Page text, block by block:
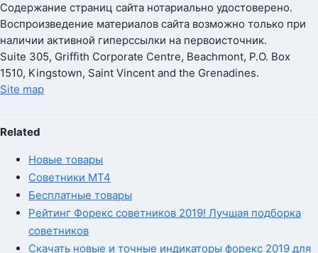
Содержание страниц сайта нотариально удостоверено.
Воспроизведение материалов сайта возможно только при
наличии активной гиперссылки на первоисточник.
Suite 305, Griffith Corporate Centre, Beachmont, P.O. Box
1510, Kingstown, Saint Vincent and the Grenadines.
Site map
Related
Новые товары
Советники MT4
Бесплатные товары
Рейтинг Форекс советников 2019! Лучшая подборка
советников
Скачать новые и точные индикаторы форекс 2019 для